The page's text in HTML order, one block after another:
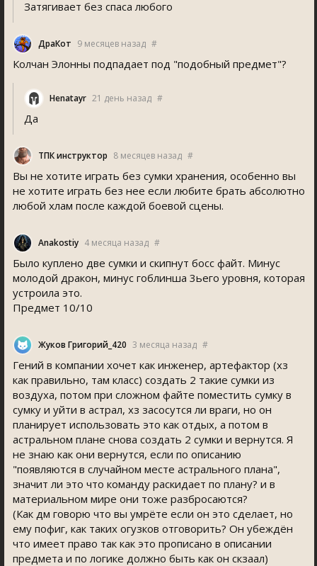
Затягивает без спаса любого
ДраКот 9 месяцев назад #
Колчан Элонны подпадает под "подобный предмет"?
Henatayr 21 день назад #
Да
ТПК инструктор 8 месяцев назад #
Вы не хотите играть без сумки хранения, особенно вы
не хотите играть без нее если любите брать абсолютно
любой хлам после каждой боевой сцены.
Anakostiy 4 месяца назад #
Было куплено две сумки и скипнут босс файт. Минус
молодой дракон, минус гоблинша 3ьего уровня, которая
устроила это.
Предмет 10/10
Жуков Григорий_420 3 месяца назад #
Гений в компании хочет как инженер, артефактор (хз
как правильно, там класс) создать 2 такие сумки из
воздуха, потом при сложном файте поместить сумку в
сумку и уйти в астрал, хз засосутся ли враги, но он
планирует использовать это как отдых, а потом в
астральном плане снова создать 2 сумки и вернутся. Я
не знаю как они вернутся, если по описанию
"появляются в случайном месте астрального плана",
значит ли это что команду раскидает по плану? и в
материальном мире они тоже разбросаются?
(Как дм говорю что вы умрёте если он это сделает, но
ему пофиг, как таких огузков отговорить? Он убеждён
что имеет право так как это прописано в описании
предмета и по логике должно быть как он скзаал)